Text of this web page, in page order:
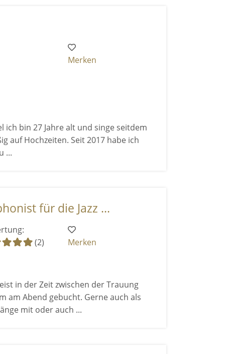
Merken
ich bin 27 Jahre alt und singe seitdem
auf Hochzeiten. Seit 2017 habe ich
...
für die Jazz ...
(2)
Merken
in der Zeit zwischen der Trauung
am Abend gebucht. Gerne auch als
mit oder auch ...